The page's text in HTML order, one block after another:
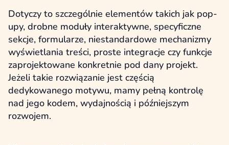
Dotyczy to szczególnie elementów takich jak pop-
upy, drobne moduły interaktywne, specyficzne
sekcje, formularze, niestandardowe mechanizmy
wyświetlania treści, proste integracje czy funkcje
zaprojektowane konkretnie pod dany projekt.
Jeżeli takie rozwiązanie jest częścią
dedykowanego motywu, mamy pełną kontrolę
nad jego kodem, wydajnością i późniejszym
rozwojem.